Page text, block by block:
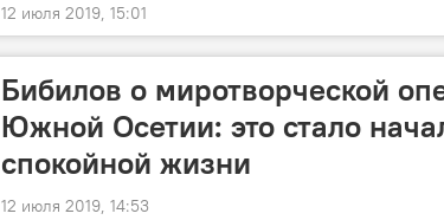
12 июля 2019, 15:01
Бибилов о миротворческой
Южной Осетии: это стало
спокойной жизни
12 июля 2019, 14:53